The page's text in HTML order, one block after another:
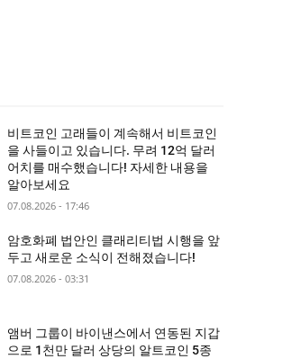
비트코인 고래들이 계속해서 비트코인
을 사들이고 있습니다. 무려 12억 달러
어치를 매수했습니다! 자세한 내용을
알아보세요
07.08.2026 - 17:46
암호화폐 법안인 클래리티법 시행을 앞
두고 새로운 소식이 전해졌습니다!
07.08.2026 - 03:31
앰버 그룹이 바이낸스에서 연동된 지갑
으로 1천만 달러 상당의 알트코인 5종